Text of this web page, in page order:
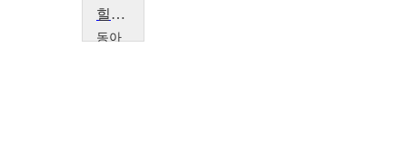
힐링심리학콘서트
동아